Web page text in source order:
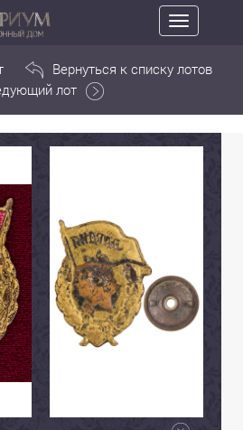
Toggle
navigation
Вернуться к списку лотов
лот